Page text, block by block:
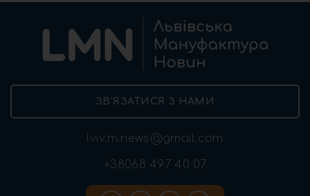
ЗВ’ЯЗАТИСЯ З НАМИ
lviv.m.news@gmail.com
+38068 497 40 07